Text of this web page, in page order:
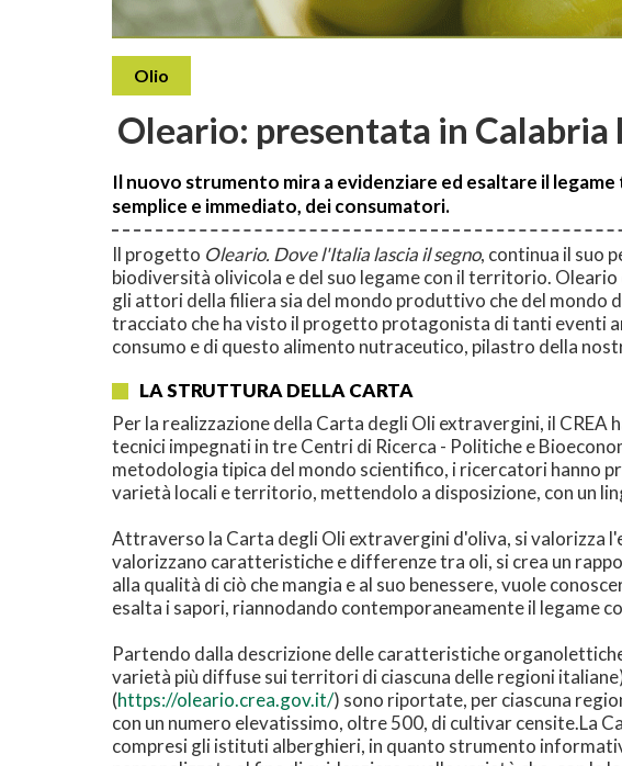
Olio
Oleario: presentata in
Il nuovo strumento mira a evidenziare ed esaltare il
semplice e immediato, dei consumatori.
Il progetto Oleario. Dove l'Italia lascia il segno, continua il suo
biodiversità olivicola e del suo legame con il territorio.
gli attori della filiera sia del mondo produttivo che del
tracciato che ha visto il progetto protagonista di tanti eventi
consumo e di questo alimento nutraceutico, pilastro della
LA STRUTTURA DELLA CARTA
Per la realizzazione della Carta degli Oli extravergini, il CREA
tecnici impegnati in tre Centri di Ricerca - Politiche e
metodologia tipica del mondo scientifico, i ricercatori hanno
varietà locali e territorio, mettendolo a disposizione, con un
Attraverso la Carta degli Oli extravergini d'oliva, si valorizza
valorizzano caratteristiche e differenze tra oli, si crea un
alla qualità di ciò che mangia e al suo benessere, vuole
esalta i sapori, riannodando contemporaneamente il legame
Partendo dalla descrizione delle caratteristiche
varietà più diffuse sui territori di ciascuna delle regioni
(https://oleario.crea.gov.it/) sono riportate, per ciascuna
con un numero elevatissimo, oltre 500, di cultivar censite.La
compresi gli istituti alberghieri, in quanto strumento